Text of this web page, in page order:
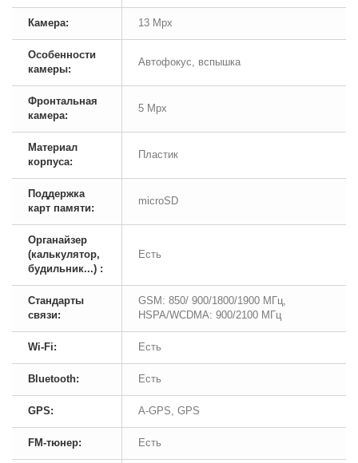
Камера: 13 Mpx
Особенности
камеры:
Автофокус, вспышка
Фронтальная
камера:
5 Mpx
Материал
корпуса:
Пластик
Поддержка
карт памяти:
microSD
Органайзер
(калькулятор,
будильник...) :
Есть
Стандарты
связи:
GSM: 850/ 900/1800/1900 МГц,
HSPA/WCDMA: 900/2100 МГц
Wi-Fi: Есть
Bluetooth: Есть
GPS: A-GPS, GPS
FM-тюнер: Есть